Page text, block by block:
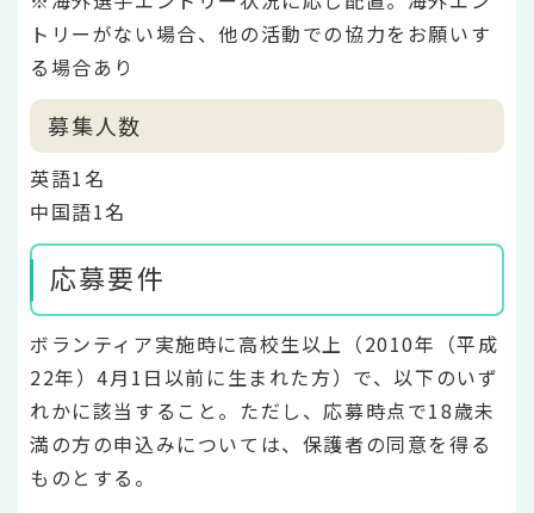
トリーがない場合、他の活動での協力をお願いす
る場合あり
募集人数
英語1名
中国語1名
応募要件
ボランティア実施時に高校生以上（2010年（平成
22年）4月1日以前に生まれた方）で、以下のいず
れかに該当すること。ただし、応募時点で18歳未
満の方の申込みについては、保護者の同意を得る
ものとする。